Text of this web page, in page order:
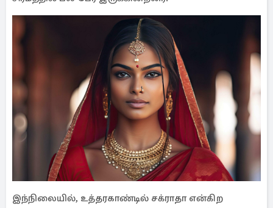
இந்நிலையில், உத்தரகாண்டில் சக்ராதா என்கிற